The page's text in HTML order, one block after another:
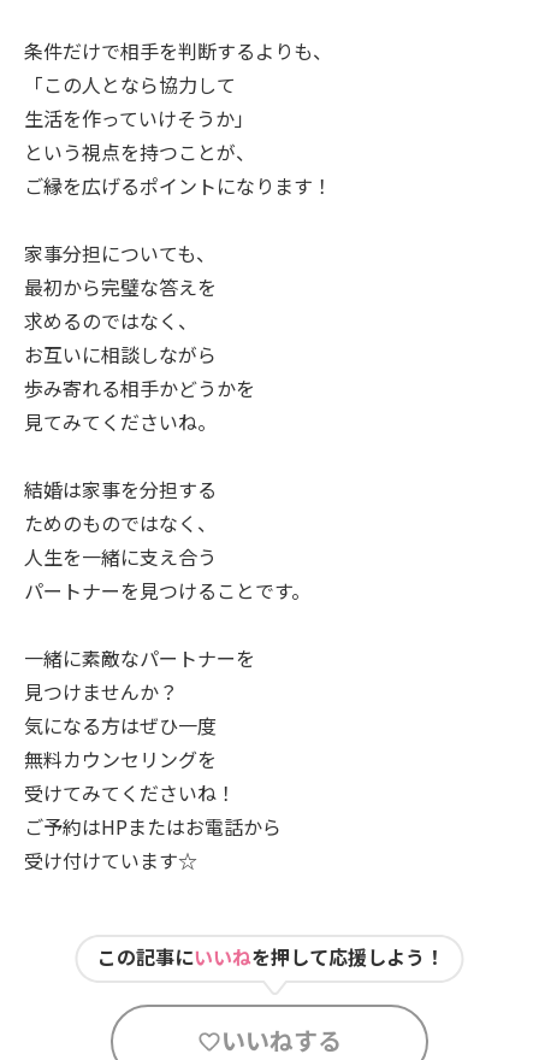
条件だけで相手を判断するよりも、
「この人となら協力して
生活を作っていけそうか」
という視点を持つことが、
ご縁を広げるポイントになります！
家事分担についても、
最初から完璧な答えを
求めるのではなく、
お互いに相談しながら
歩み寄れる相手かどうかを
見てみてくださいね。
結婚は家事を分担する
ためのものではなく、
人生を一緒に支え合う
パートナーを見つけることです。
一緒に素敵なパートナーを
見つけませんか？
気になる方はぜひ一度
無料カウンセリングを
受けてみてくださいね！
ご予約はHPまたはお電話から
受け付けています☆
この記事にいいねを押して応援しよう！
いいねする